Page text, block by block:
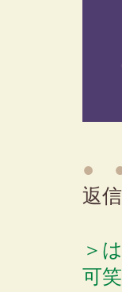
●
返信
＞
可